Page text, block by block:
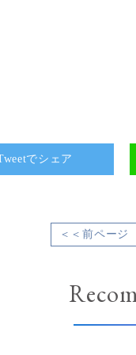
でシェア
＜＜前ページ